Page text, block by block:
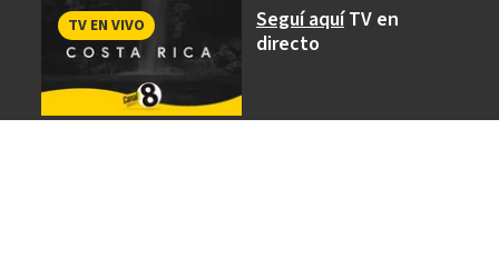
Seguí aquíTV en
directo
TV EN VIVO